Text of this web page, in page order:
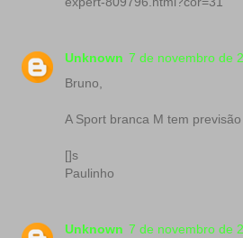
Unknown 7 de novembro de
Bruno,
A Sport branca M tem
[]s
Paulinho
Unknown 7 de novembro de